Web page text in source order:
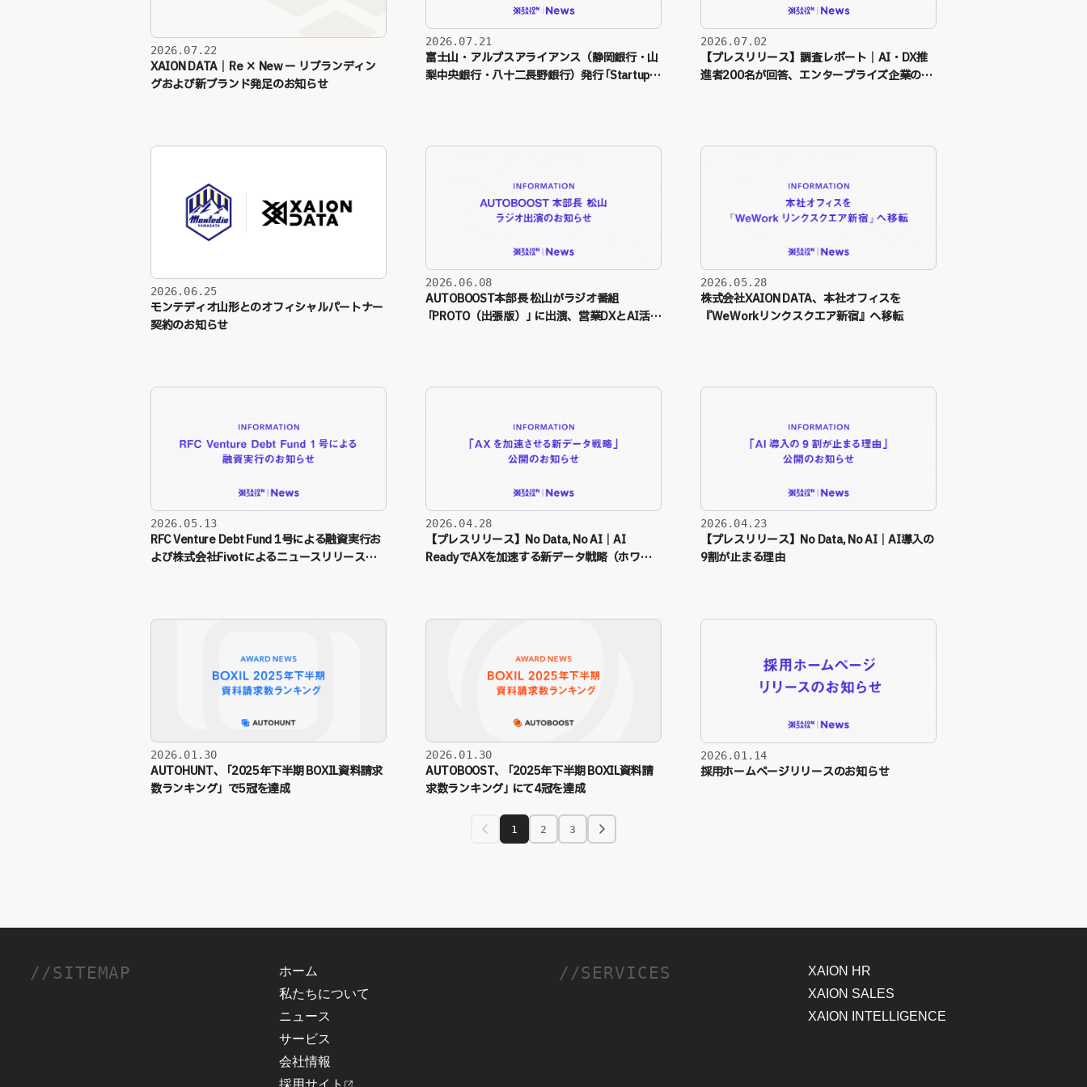
2026.07.22
XAION DATA｜Re × New ー リブランディン
グおよび新ブランド発足のお知らせ
2026.07.21
富士山・アルプスアライアンス（静岡銀行・山
梨中央銀行・八十二長野銀行）発行「Startup
2026.07.02
【プレスリリース】調査レポート｜AI・DX推
進者200名が回答、エンタープライズ企業の7
2026.06.25
モンテディオ山形とのオフィシャルパートナー
契約のお知らせ
2026.06.08
AUTOBOOST本部長 松山がラジオ番組
「PROTO（出張版） 」 に出演、営業DXとAI活用
2026.05.28
株式会社XAION DATA、本社オフィスを
『WeWorkリンクスクエア新宿』へ移転
2026.05.13
RFC Venture Debt Fund 1号による融資実行お
よび株式会社Fivotによるニュースリリース配
2026.04.28
【プレスリリース】No Data, No AI｜AI
ReadyでAXを加速する新データ戦略（ホワイ
2026.04.23
【プレスリリース】No Data, No AI｜AI導入の
9割が止まる理由
2026.01.30
AUTOHUNT、 「2025年下半期 BOXIL資料請求
数ランキング」 で5冠を達成
2026.01.30
AUTOBOOST、 「2025年下半期 BOXIL資料請
求数ランキング」 にて4冠を達成
2026.01.14
採用ホームページリリースのお知らせ
1 2 3
//SITEMAP
ホーム
私たちについて
ニュース
サービス
会社情報
採用サイト
//SERVICES
XAION HR
XAION SALES
XAION INTELLIGENCE